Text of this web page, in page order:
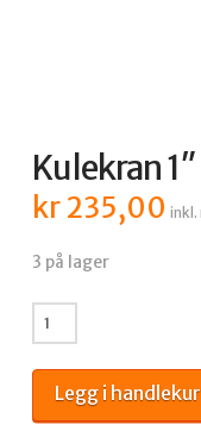
Kulekran 1″
kr235,00 inkl.
3 på lager
Kulekran
1"
antall
Legg i